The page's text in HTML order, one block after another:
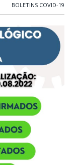
BOLETINS COVID-19